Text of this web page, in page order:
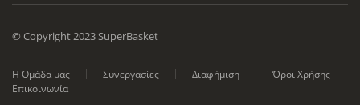
© Copyright 2023 SuperBasket
Η Ομάδα μας Συνεργασίες Διαφήμιση
Όροι Χρήσης
Επικοινωνία